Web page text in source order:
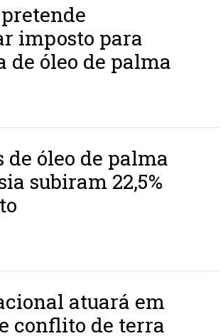
imposto para
de óleo de palma
de óleo de palma
subiram 22,5%
atuará em
conflito de terra